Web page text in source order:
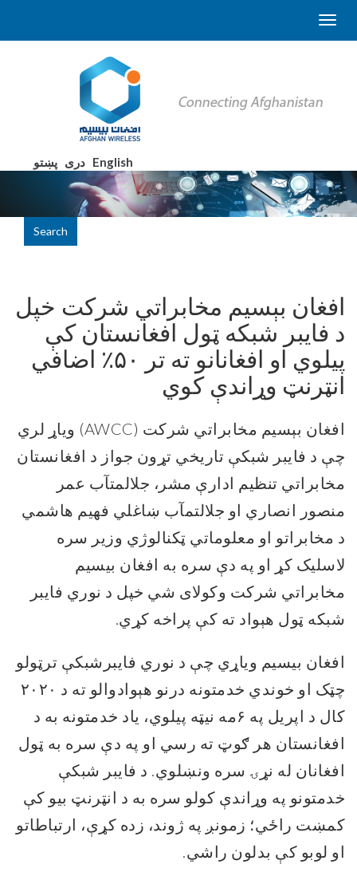
English دری پښتو
Search
افغان بېسیم مخابراتي شرکت خپل
د فایبر شبکه ټول افغانستان کې
پیلوي او افغانانو ته تر ۵۰٪ اضافي
انټرنټ وړاندې کوي
افغان بېسیم مخابراتي شرکت (AWCC) ویاړ لري
چې د فایبر شبکې تاریخي تړون جواز د افغانستان
مخابراتي تنظیم ادارې مشر، جلالمتآب عمر
منصور انصاري او جلالتمآب ښاغلي فهیم هاشمي
د مخابراتو او معلوماتي ټکنالوژي وزیر سره
لاسلیک کړ او په دې سره به افغان بیسیم
مخابراتي شرکت وکولای شي خپل د نوري فایبر
شبکه ټول هېواد ته کې پراخه کړي.
افغان بیسیم ویاړي چې د نوري فایبرشبکې ترټولو
چټک او خوندي خدمتونه درنو هېوادوالو ته د ۲۰۲۰
کال د اپریل په ۶مه نیټه پیلوي، یاد خدمتونه به د
افغانستان هر ګوټ ته رسي او په دې سره به ټول
افغانان له نړۍ سره ونښلوي. د فایبر شبکې
خدمتونو په وړاندې کولو سره به د انټرنټ بیو کې
کمښت راځي؛ زمونږ په ژوند، زده کړې، ارتباطاتو
او لوبو کې بدلون راشي.